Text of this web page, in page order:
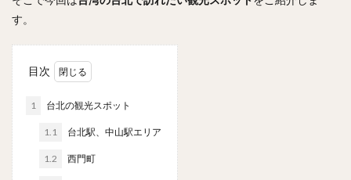
す。
目次
1 台北の観光スポット
1.1 台北駅、中山駅エリア
1.2 西門町